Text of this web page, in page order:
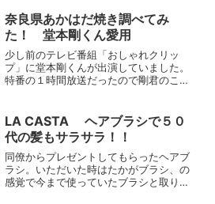
と大谷石について書いてあるチラシが入
っていました。大谷石って建...
奈良県あかはだ焼き調べてみ
た！ 堂本剛くん愛用
少し前のテレビ番組「おしゃれクリッ
プ」に堂本剛くんが出演していました。
特番の１時間放送だったので剛君のこと
だ焼」のものばかりだとおっしゃってい
ました。私も器は好きですが...
LA CASTA ヘアブラシで５０
代の髪もサラサラ！！
同僚からプレゼントしてもらったヘアブ
ラシ。いただいた時はたかがブラシ、の
感覚で今まで使っていたブラシと取り替